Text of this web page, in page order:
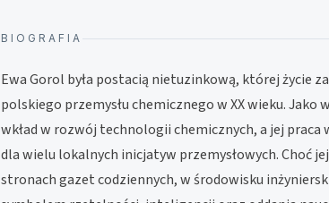
BIOGRAFIA
Ewa Gorol była postacią nietuzinkową, której życie
polskiego przemysłu chemicznego w XX wieku.
wkład w rozwój technologii chemicznych, a jej
dla wielu lokalnych inicjatyw przemysłowych. Choć
stronach gazet codziennych, w środowisku